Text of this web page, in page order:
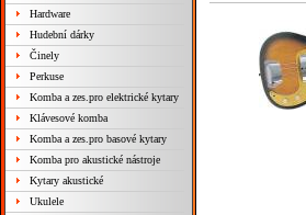
Hardware
Hudební dárky
Činely
Perkuse
Komba a zes.pro elektrické kytary
Klávesové komba
Komba a zes.pro basové kytary
Komba pro akustické nástroje
Kytary akustické
Ukulele